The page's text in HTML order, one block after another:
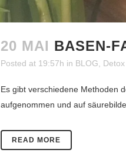
20 MAI BASEN-
Posted at 19:57h in BLOG,
Es gibt verschiedene Methoden
aufgenommen und auf
READ MORE